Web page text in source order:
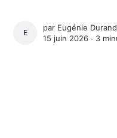
EUGÉNIE DURAND
par Eugénie Durand
15 juin 2026 ∙ 3